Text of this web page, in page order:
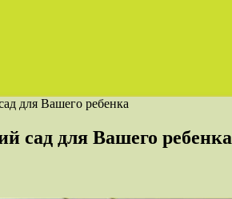
для Вашего ребенка
сад для Вашего ребенка